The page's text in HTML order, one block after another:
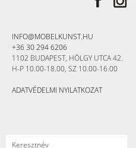
INFO@MOBELKUNST.HU
+36 30 294 6206
1102 BUDAPEST, HÖLGY UTCA 42.
H-P 10.00-18.00, SZ 10.00-16.00
ADATVÉDELMI NYILATKOZAT